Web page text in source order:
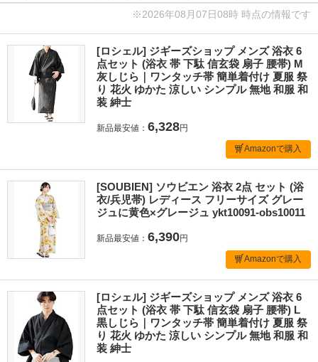
※2026年08月07日08時 時点の情報です
[ロシェル] ジギーズショップ メンズ 浴衣 6
点セット (浴衣 帯 下駄 信玄袋 扇子 腰帯) M
灰しじら｜ワンタッチ帯 簡単着付け 夏服 祭
り 花火 ゆかた 涼しい シンプル 無地 和服 和
装 紳士
新品最安値： 6,328円
Amazonで購入
[SOUBIEN] ソウビエン 浴衣 2点 セット (浴
衣/兵児帯) レディース フリーサイズ グレー
ジュに黄色×グレージュ ykt10091-obs10011
新品最安値： 6,390円
Amazonで購入
[ロシェル] ジギーズショップ メンズ 浴衣 6
点セット (浴衣 帯 下駄 信玄袋 扇子 腰帯) L
黒しじら｜ワンタッチ帯 簡単着付け 夏服 祭
り 花火 ゆかた 涼しい シンプル 無地 和服 和
装 紳士